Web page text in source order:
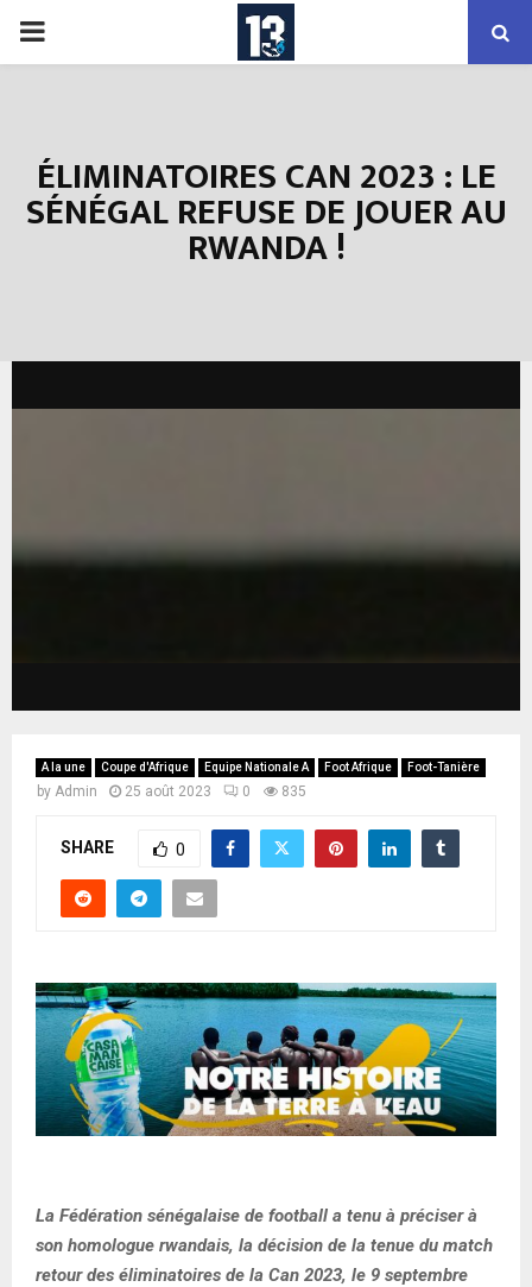
PRIMARY
ÉLIMINATOIRES CAN 2023 : LE
SÉNÉGAL REFUSE DE JOUER AU
RWANDA !
A la une Coupe d'Afrique Equipe Nationale A Foot Afrique Foot-Tanière
by Admin 25 août 2023 0 835
SHARE 0
La Fédération sénégalaise de football a tenu à préciser à
son homologue rwandais, la décision de la tenue du match
retour des éliminatoires de la Can 2023, le 9 septembre